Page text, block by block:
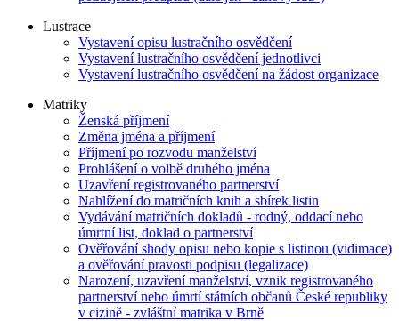
Lustrace
Vystavení opisu lustračního osvědčení
Vystavení lustračního osvědčení jednotlivci
Vystavení lustračního osvědčení na žádost organizace
Matriky
Ženská příjmení
Změna jména a příjmení
Příjmení po rozvodu manželství
Prohlášení o volbě druhého jména
Uzavření registrovaného partnerství
Nahlížení do matričních knih a sbírek listin
Vydávání matričních dokladů - rodný, oddací nebo
úmrtní list, doklad o partnerství
Ověřování shody opisu nebo kopie s listinou (vidimace)
a ověřování pravosti podpisu (legalizace)
Narození, uzavření manželství, vznik registrovaného
partnerství nebo úmrtí státních občanů České republiky
v cizině - zvláštní matrika v Brně